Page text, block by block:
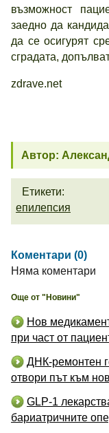
възможност
заедно да
да се осигурят
сградата,
zdrave.net
Автор:
Етикети:
епилепсия
Коментари (0)
Няма коментари
Още от "Новини"
Нов
при част от
ДНК-ремонтен
отвори път към
GLP-1
бариатричните